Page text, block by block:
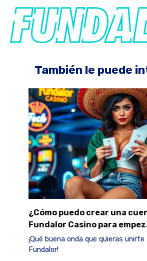
También le puede
¿Cómo puedo crear una
Fundalor Casino para
¡Qué buena onda que quieras
Fundalor!